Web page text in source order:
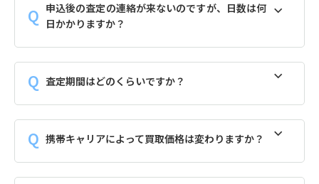
申込後の査定の連絡が来ないのですが、日数は何
日かかりますか？
査定期間はどのくらいですか？
携帯キャリアによって買取価格は変わりますか？